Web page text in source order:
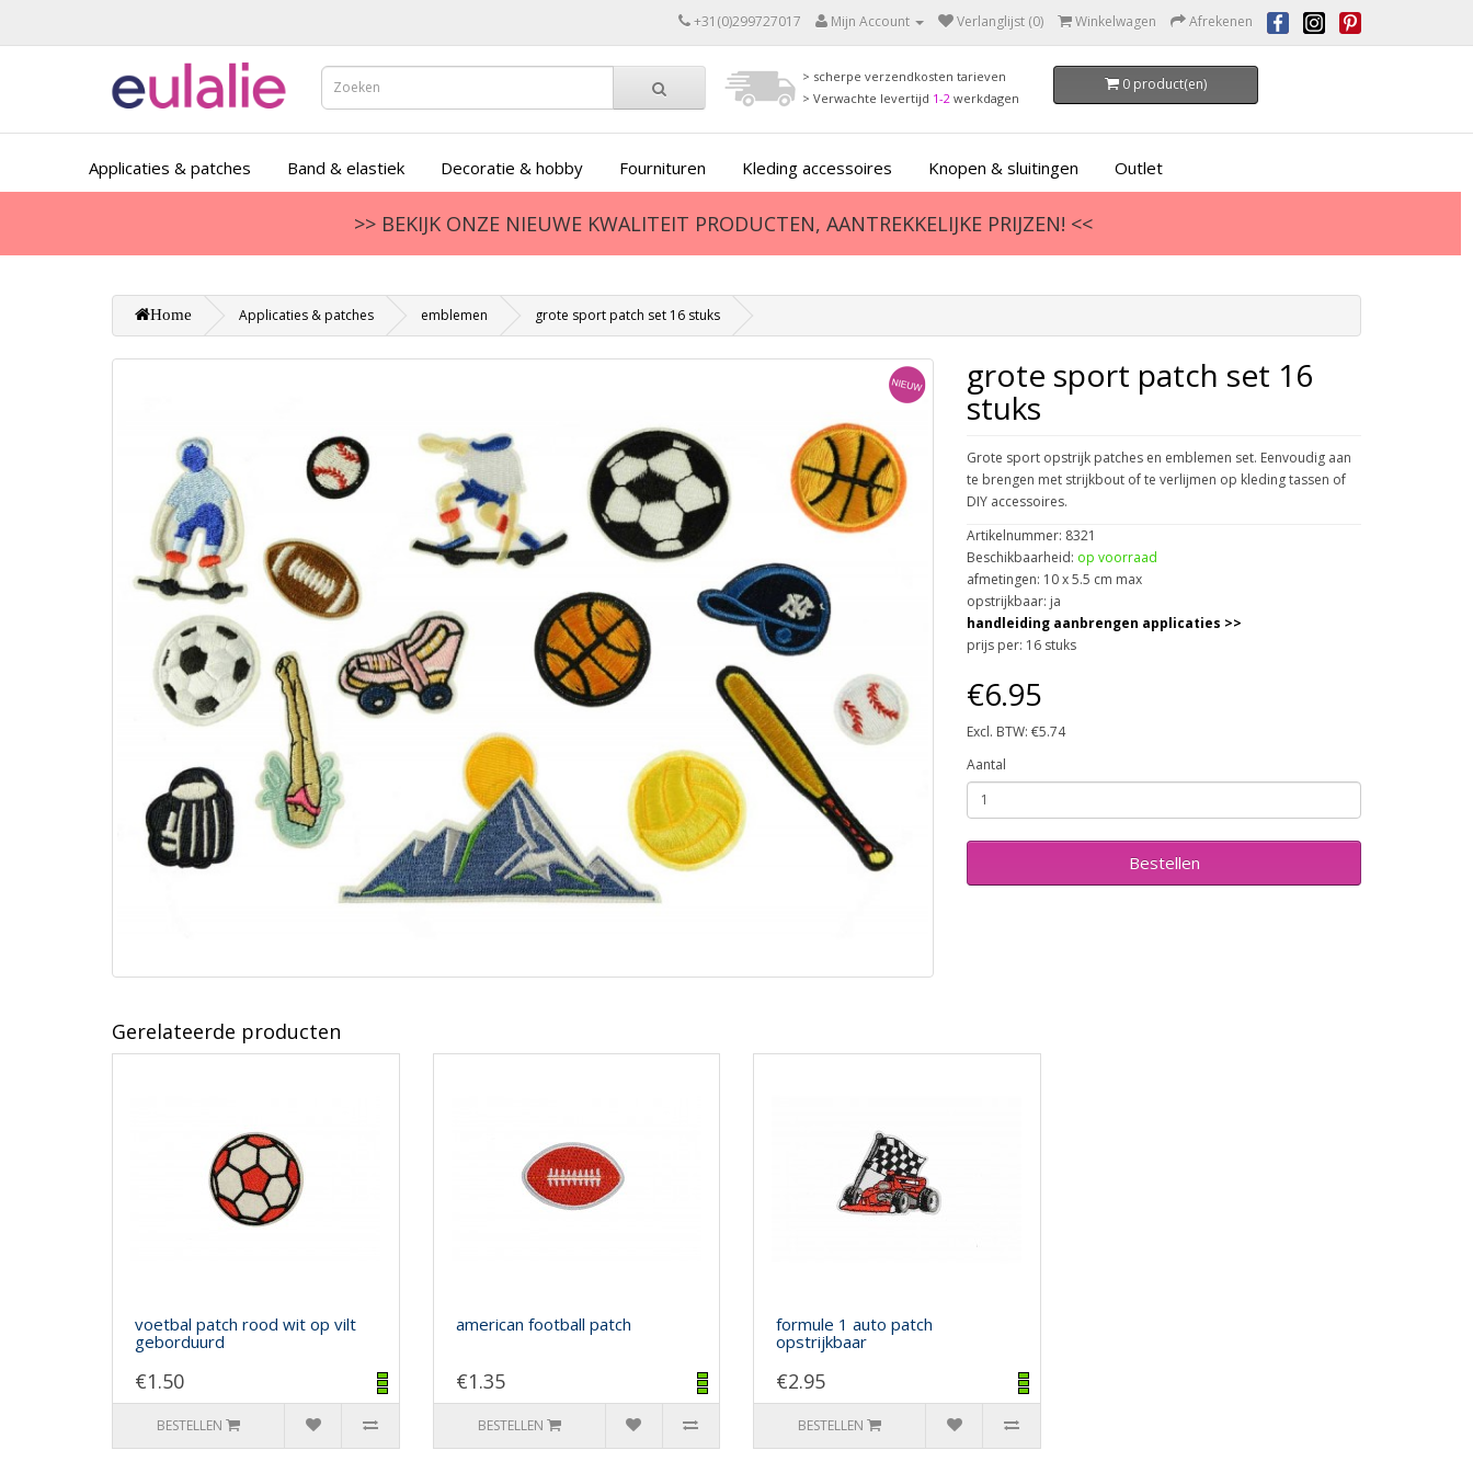
+31(0)299727017 Mijn Account Verlanglijst (0) Winkelwagen Afrekenen
> scherpe verzendkosten tarieven
> Verwachte levertijd 1-2werkdagen
0 product(en)
Applicaties & patches Band & elastiek Decoratie & hobby Fournituren Kleding accessoires Knopen & sluitingen Outlet
>> BEKIJK ONZE NIEUWE KWALITEIT PRODUCTEN, AANTREKKELIJKE PRIJZEN! <<
Home Applicaties & patches emblemen grote sport patch set 16 stuks
grote sport patch set 16
stuks
Grote sport opstrijk patches en emblemen set. Eenvoudig aan
te brengen met strijkbout of te verlijmen op kleding tassen of
DIY accessoires.
Artikelnummer: 8321
Beschikbaarheid: op voorraad
afmetingen: 10 x 5.5 cm max
opstrijkbaar: ja
handleiding aanbrengen applicaties >>
prijs per: 16 stuks
€6.95
Excl. BTW: €5.74
Aantal
Bestellen
Gerelateerde producten
voetbal patch rood wit op vilt
geborduurd
€1.50
BESTELLEN
american football patch
€1.35
BESTELLEN
formule 1 auto patch
opstrijkbaar
€2.95
BESTELLEN